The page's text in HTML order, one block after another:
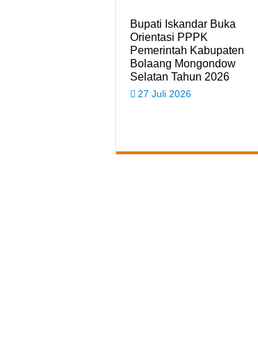
Bupati Iskandar Buka
Orientasi PPPK
Pemerintah Kabupaten
Bolaang Mongondow
Selatan Tahun 2026
27 Juli 2026